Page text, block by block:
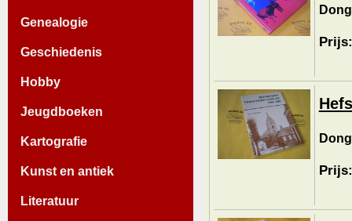
Genealogie
Geschiedenis
Hobby
Jeugdboeken
Kartografie
Kunst en antiek
Literatuur